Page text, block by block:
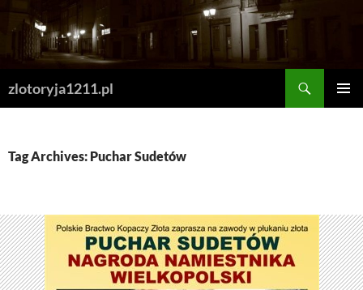
Skip
content
zlotoryja1211.pl
Tag Archives: Puchar Sudetów